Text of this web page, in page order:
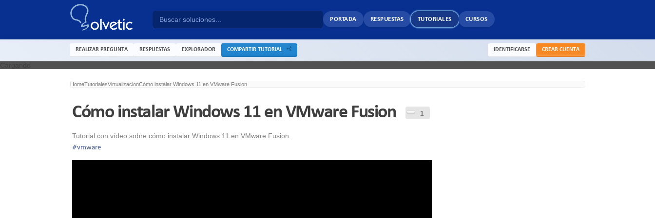
PORTADA RESPUESTAS TUTORIALES CURSOS
REALIZAR PREGUNTA RESPUESTAS EXPLORADOR COMPARTIR TUTORIAL IDENTIFICARSE CREAR CUENTA
HomeTutorialesVirtualizacionCómo instalar Windows 11 en VMware Fusion
1
Cómo instalar Windows 11 en VMware Fusion
Tutorial con vídeo sobre cómo instalar Windows 11 en VMware Fusion.
# vmware